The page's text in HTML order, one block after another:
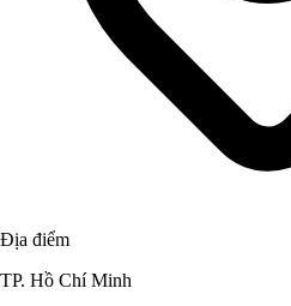
Địa điểm
TP. Hồ Chí Minh